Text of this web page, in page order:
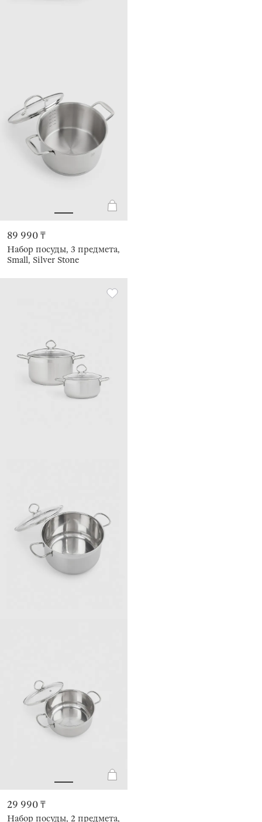
89 990 ₸
Набор посуды, 3 предмета,
Small, Silver Stone
29 990 ₸
Набор посуды, 2 предмета,